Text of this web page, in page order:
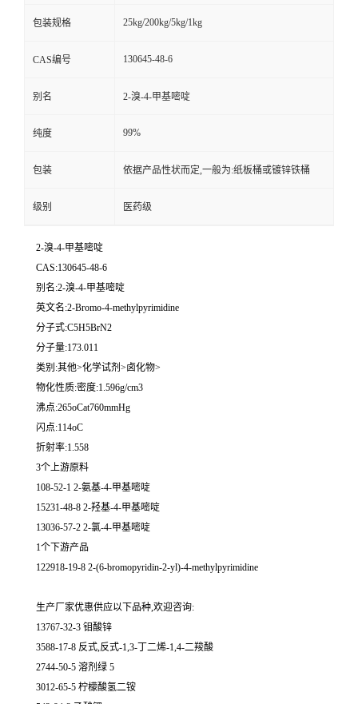
包装规格 25kg/200kg/5kg/1kg
CAS编号 130645-48-6
别名 2-溴-4-甲基嘧啶
纯度 99%
包装 依据产品性状而定,一般为:纸板桶或镀锌铁桶
级别 医药级
2-溴-4-甲基嘧啶
CAS:130645-48-6
别名:2-溴-4-甲基嘧啶
英文名:2-Bromo-4-methylpyrimidine
分子式:C5H5BrN2
分子量:173.011
类别:其他>化学试剂>卤化物>
物化性质:密度:1.596g/cm3
沸点:265oCat760mmHg
闪点:114oC
折射率:1.558
3个上游原料
108-52-1 2-氨基-4-甲基嘧啶
15231-48-8 2-羟基-4-甲基嘧啶
13036-57-2 2-氯-4-甲基嘧啶
1个下游产品
122918-19-8 2-(6-bromopyridin-2-yl)-4-methylpyrimidine
生产厂家优惠供应以下品种,欢迎咨询:
13767-32-3 钼酸锌
3588-17-8 反式,反式-1,3-丁二烯-1,4-二羧酸
2744-50-5 溶剂绿 5
3012-65-5 柠檬酸氢二铵